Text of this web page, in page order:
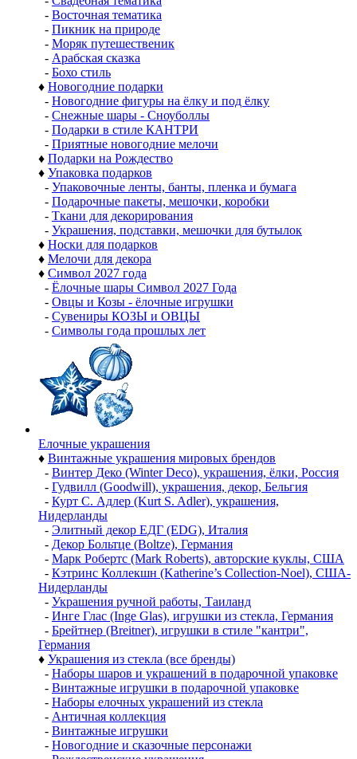
- Восточная тематика
- Пикник на природе
- Моряк путешественик
- Арабская сказка
- Бохо стиль
♦ Новогодние подарки
- Новогодние фигуры на ёлку и под ёлку
- Снежные шары - Сноуболлы
- Подарки в стиле КАНТРИ
- Приятные новогодние мелочи
♦ Подарки на Рождество
♦ Упаковка подарков
- Упаковочные ленты, банты, пленка и бумага
- Подарочные пакеты, мешочки, коробки
- Ткани для декорирования
- Украшения, подставки, мешочки для бутылок
♦ Носки для подарков
♦ Мелочи для декора
♦ Символ 2027 года
- Ёлочные шары Символ 2027 Года
- Овцы и Козы - ёлочные игрушки
- Сувениры КОЗЫ и ОВЦЫ
- Символы года прошлых лет
Елочные украшения
♦ Винтажные украшения мировых брендов
- Винтер Деко (Winter Deco), украшения, ёлки, Россия
- Гудвилл (Goodwill), украшения, декор, Бельгия
- Курт С. Адлер (Kurt S. Adler), украшения,
Нидерланды
- Элитный декор ЕДГ (EDG), Италия
- Декор Больтце (Boltze), Германия
- Марк Робертс (Mark Roberts), авторские куклы, США
- Кэтринс Коллекшн (Katherine’s Collection-Noel), США-
Нидерланды
- Украшения ручной работы, Таиланд
- Инге Глас (Inge Glas), игрушки из стекла, Германия
- Брейтнер (Breitner), игрушки в стиле "кантри",
Германия
♦ Украшения из стекла (все бренды)
- Наборы шаров и украшений в подарочной упаковке
- Винтажные игрушки в подарочной упаковке
- Наборы елочных украшений из стекла
- Античная коллекция
- Винтажные игрушки
- Новогодние и сказочные персонажи